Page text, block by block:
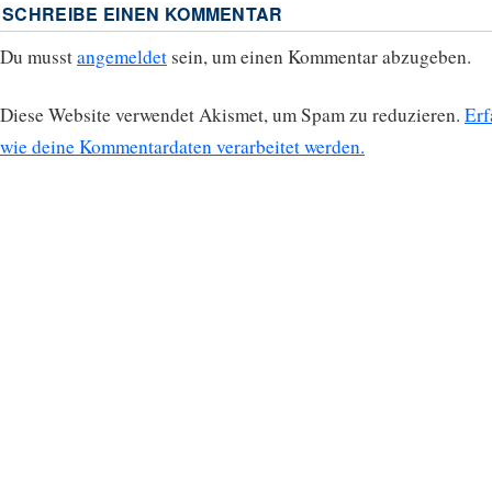
SCHREIBE EINEN KOMMENTAR
Du musstangemeldet sein, um einen Kommentar abzugeben.
Diese Website verwendet Akismet, um Spam zu reduzieren.
wie deine Kommentardaten verarbeitet werden.